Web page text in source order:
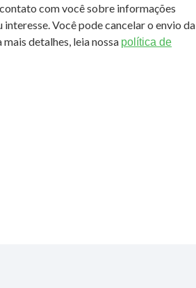
com você sobre informações
Você pode cancelar o envio da
detalhes, leia nossa política de